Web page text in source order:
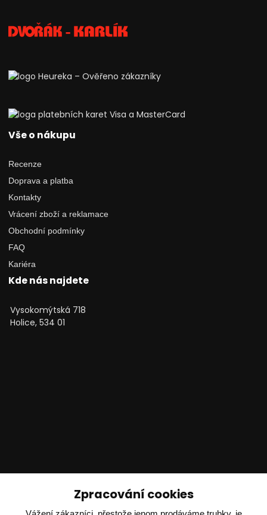
Vše o nákupu
Recenze
Doprava a platba
Kontakty
Vrácení zboží a reklamace
Obchodní podmínky
FAQ
Kariéra
Kde nás najdete
Vysokomýtská 718
Holice, 534 01
Technické poradenstvíZpracování cookies